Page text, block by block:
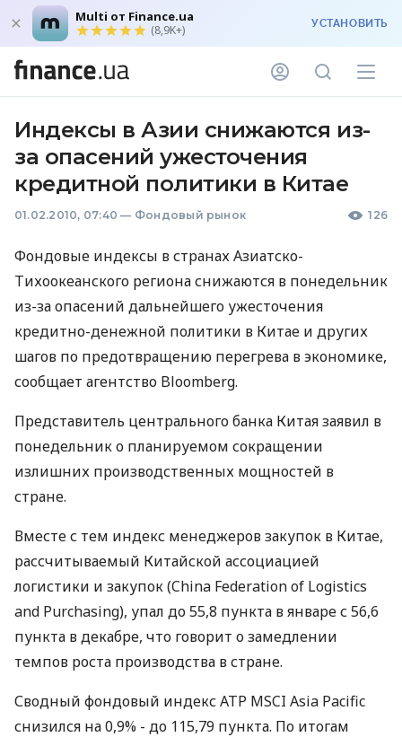
Multi от Finance.ua
(8,9K+) УСТАНОВИТЬ
Индексы в Азии снижаются из-
за опасений ужесточения
кредитной политики в Китае
01.02.2010, 07:40 — Фондовый рынок 126
Фондовые индексы в странах Азиатско-
Тихоокеанского региона снижаются в понедельник
из-за опасений дальнейшего ужесточения
кредитно-денежной политики в Китае и других
шагов по предотвращению перегрева в экономике,
сообщает агентство Bloomberg.
Представитель центрального банка Китая заявил в
понедельник о планируемом сокращении
излишних производственных мощностей в
стране.
Вместе с тем индекс менеджеров закупок в Китае,
рассчитываемый Китайской ассоциацией
логистики и закупок (China Federation of Logistics
and Purchasing), упал до 55,8 пункта в январе с 56,6
пункта в декабре, что говорит о замедлении
темпов роста производства в стране.
Сводный фондовый индекс АТР MSCI Asia Pacific
снизился на 0,9% - до 115,79 пункта. По итогам